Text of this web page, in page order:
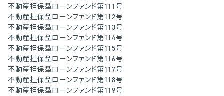
不動産担保型ローンファンド第111号
不動産担保型ローンファンド第112号
不動産担保型ローンファンド第113号
不動産担保型ローンファンド第114号
不動産担保型ローンファンド第115号
不動産担保型ローンファンド第116号
不動産担保型ローンファンド第117号
不動産担保型ローンファンド第118号
不動産担保型ローンファンド第119号